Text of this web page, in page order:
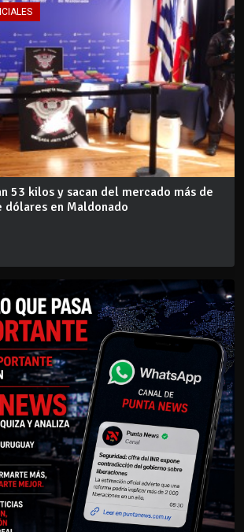
53 kilos y sacan del mercado más de
en Maldonado